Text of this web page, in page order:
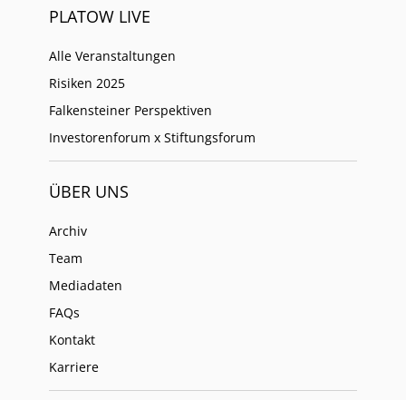
PLATOW LIVE
Alle Veranstaltungen
Risiken 2025
Falkensteiner Perspektiven
Investorenforum x Stiftungsforum
ÜBER UNS
Archiv
Team
Mediadaten
FAQs
Kontakt
Karriere